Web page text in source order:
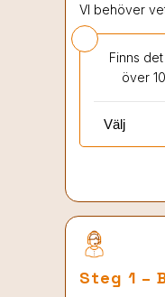
VI behöver
Finns
över
Steg 1 –